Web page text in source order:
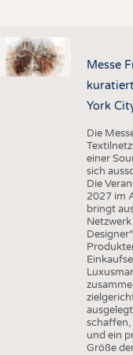
Messe
York
Die
einer
sich
Die
2027 im
bringt
und ein
Größe